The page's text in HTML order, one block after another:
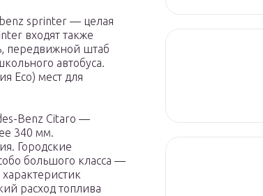
sprinter — целая
входят также
передвижной штаб
автобуса.
Eco) мест для
Benz Citaro —
340 мм.
Городские
большого класса —
расход топлива